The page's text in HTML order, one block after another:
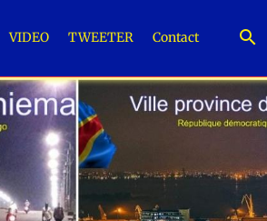
VIDEO TWEETER Contact